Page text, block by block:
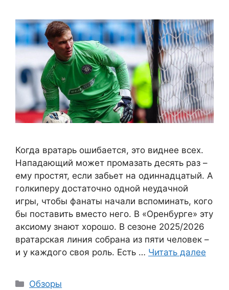
Когда вратарь ошибается, это виднее всех.
Нападающий может промазать десять раз –
ему простят, если забьет на одиннадцатый. А
голкиперу достаточно одной неудачной
игры, чтобы фанаты начали вспоминать, кого
бы поставить вместо него. В «Оренбурге» эту
аксиому знают хорошо. В сезоне 2025/2026
вратарская линия собрана из пяти человек –
и у каждого своя роль. Есть … Читать далее
Рубрики
Обзоры